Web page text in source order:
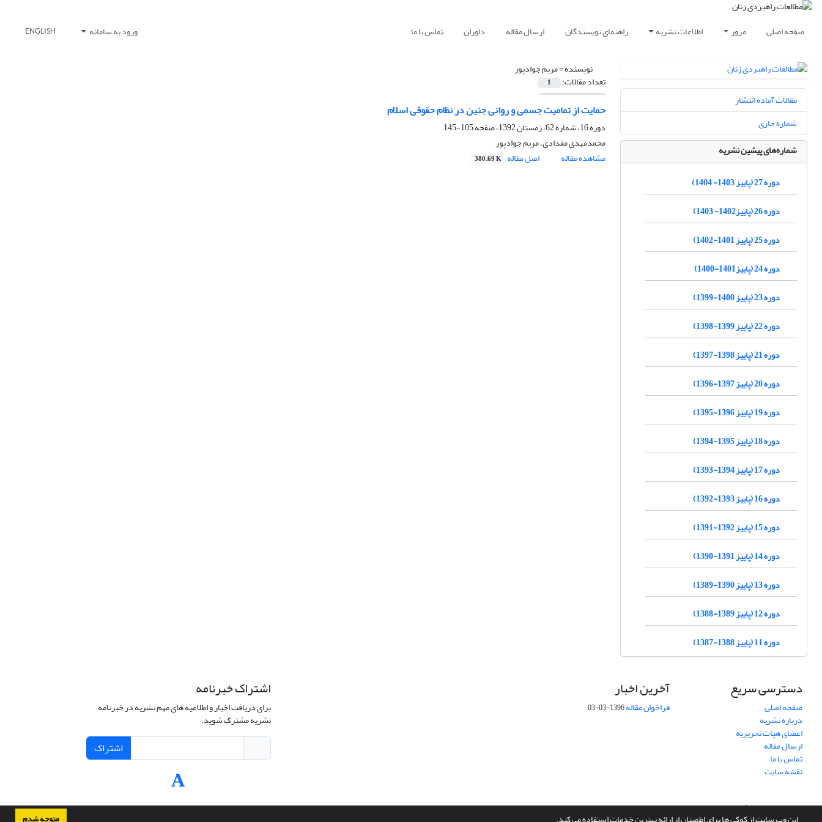
صفحه اصلی مرور اطلاعات نشریه راهنمای نویسندگان ارسال مقاله داوران تماس با ما ورود به سامانه ENGLISH
نویسنده =مریم جوادپور
تعداد مقالات: 1
حمایت از تمامیت جسمی و روانی جنین در نظام حقوقی اسلام
دوره 16، شماره 62، زمستان 1392، صفحه
105-145
محمدمهدی مقدادی، مریم جوادپور
مشاهده مقاله
اصل مقاله 380.69 K
مقالات آماده انتشار
شماره جاری
شماره‌های پیشین نشریه
دوره 27 (پاییز 1403- 1404)
دوره 26 (پاییز1402- 1403)
دوره 25 (پاییز 1401-1402)
دوره 24 (پاییز1401-1400)
دوره 23 (پاییز 1400-1399)
دوره 22 (پاییز 1399-1398)
دوره 21 (پاییز 1398-1397)
دوره 20 (پاییز 1397-1396)
دوره 19 (پاییز 1396-1395)
دوره 18 (پاییز 1395-1394)
دوره 17 (پاییز 1394-1393)
دوره 16 (پاییز 1393-1392)
دوره 15 (پاییز 1392-1391)
دوره 14 (پاییز 1391-1390)
دوره 13 (پاییز 1390-1389)
دوره 12 (پاییز 1389-1388)
دوره 11 (پاییز 1388-1387)
دسترسی سریع
صفحه اصلی
درباره نشریه
اعضای هیات تحریریه
ارسال مقاله
تماس با ما
نقشه سایت
آخرین اخبار
فراخوان مقاله1396-03-03
اشتراک خبرنامه
برای دریافت اخبار و اطلاعیه های مهم نشریه در خبرنامه
نشریه مشترک شوید.
اشتراک
سامانه مدیریت نشریات علمی.طراحی و پیاده سازی ازسیناوب